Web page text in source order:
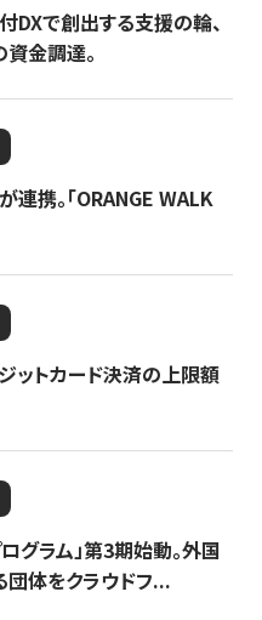
DXで創出する支援の輪、
金調達。
携。「ORANGE WALK
ットカード決済の上限額
グラム」第3期始動。外国
体をクラウドフ...